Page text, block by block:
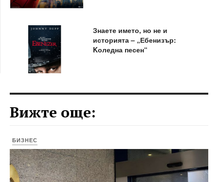
Знаете името, но не и
историята – „Ебенизър:
Kоледна песен“
Вижте още:
БИЗНЕС